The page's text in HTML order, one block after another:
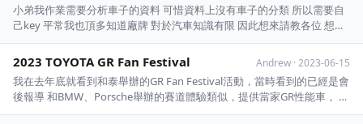
小弟我作業需要分析車子的資料 可惜資料上沒有車子的分類 所以需要自
己key 平常我也頂多知道廠牌 對於汽車知識有限 因此想來請教各位 想請
問根據下面的部分資料 分成跑車/房車/皮卡/休旅車去描述適合嗎 或是可
以再增加什麼分類？ https://i.imgur.com/Aj0SKjX.jpg https:/ ...
2023 TOYOTA GR Fan Festival Andrew · 2023-06-15
我在去年底就看到和泰舉辦的GR Fan Festival活動，當時看到的已經是會
後報導 和BMW、Porsche舉辦的賽道體驗類似，提供當家GR性能車， 讓
車迷親自駕駛在麗寶賽道，感受Toyota熱血的一面 據說報名相當踴躍，